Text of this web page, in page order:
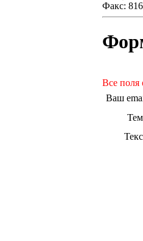
Факс:
Все поля
Ваш